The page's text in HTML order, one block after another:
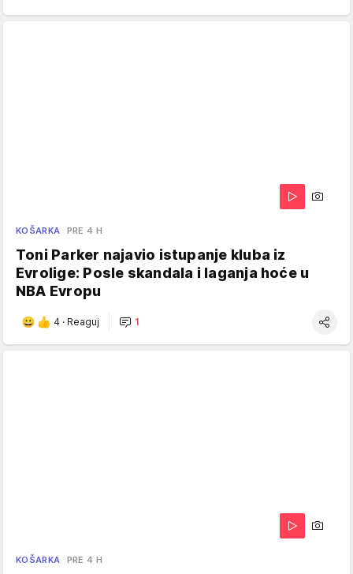
KOŠARKA PRE 4 H
Toni Parker najavio istupanje kluba iz
Evrolige: Posle skandala i laganja hoće u
NBA Evropu
4 · Reaguj 1
KOŠARKA PRE 4 H